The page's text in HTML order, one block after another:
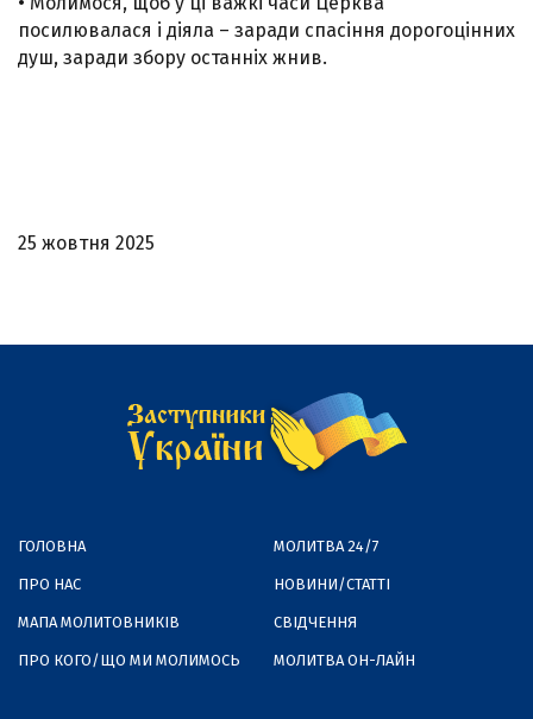
посилювалася і діяла – заради спасіння дорогоцінних
душ, заради збору останніх жнив.
25 жовтня 2025
ГОЛОВНА
ПРО НАС
МАПА МОЛИТОВНИКІВ
ПРО КОГО/ЩО МИ МОЛИМОСЬ
МОЛИТВА 24/7
НОВИНИ/СТАТТІ
СВІДЧЕННЯ
МОЛИТВА ОН-ЛАЙН